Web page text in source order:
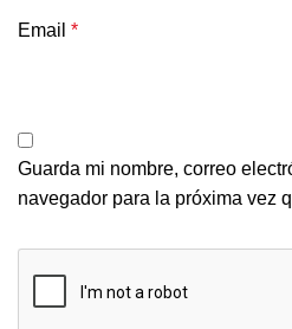
Email *
Guarda mi nombre, correo
navegador para la próxima vez